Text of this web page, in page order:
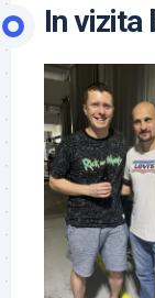
In vizita